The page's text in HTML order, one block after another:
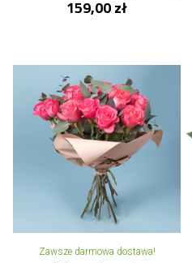
159,00 zł
Zawsze darmowa dostawa!